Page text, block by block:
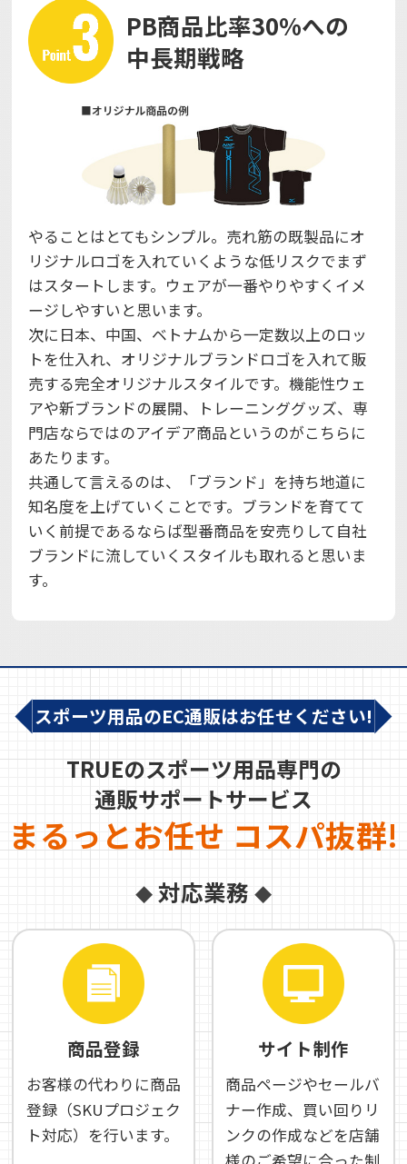
PB商品比率30%への
中長期戦略
やることはとてもシンプル。売れ筋の既製品にオ
リジナルロゴを入れていくような低リスクでまず
はスタートします。ウェアが一番やりやすくイメ
ージしやすいと思います。
次に日本、中国、ベトナムから一定数以上のロッ
トを仕入れ、オリジナルブランドロゴを入れて販
売する完全オリジナルスタイルです。機能性ウェ
アや新ブランドの展開、トレーニンググッズ、専
門店ならではのアイデア商品というのがこちらに
あたります。
共通して言えるのは、「ブランド」を持ち地道に
知名度を上げていくことです。ブランドを育てて
いく前提であるならば型番商品を安売りして自社
ブランドに流していくスタイルも取れると思いま
す。
スポーツ用品のEC通販はお任せください!
TRUEのスポーツ用品専門の
通販サポートサービス
まるっとお任せ コスパ抜群!
◆ 対応業務 ◆
商品登録
お客様の代わりに商品
登録（SKUプロジェク
ト対応）を行います。
サイト制作
商品ページやセールバ
ナー作成、買い回りリ
ンクの作成などを店舗